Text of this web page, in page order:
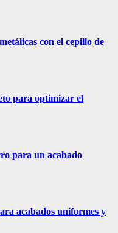
con el cepillo de
para optimizar el
para un acabado
acabados uniformes y